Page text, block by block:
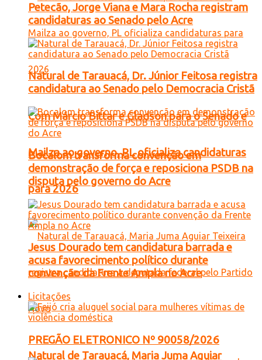
Com Márcio Bittar e Gladson para o Senado e
Mailza ao governo, PL oficializa candidaturas
para 2026
Natural de Tarauacá, Maria Juma Aguiar
Petecão, Jorge Viana e Mara Rocha registram
candidaturas ao Senado pelo Acre
Natural de Tarauacá, Dr. Júnior Feitosa registra
candidatura ao Senado pelo Democracia Cristã
Bocalom transforma convenção em
demonstração de força e reposiciona PSDB na
disputa pelo governo do Acre
Jesus Dourado tem candidatura barrada e
acusa favorecimento político durante
convenção da Frente Ampla no Acre
Licitações
PREGÃO ELETRONICO Nº 90058/2026